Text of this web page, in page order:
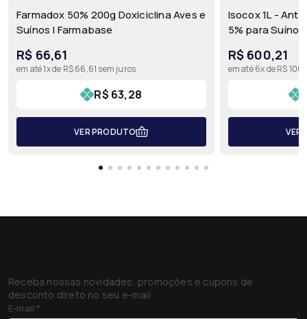
Farmadox 50% 200g Doxiciclina Aves e
Suínos | Farmabase
R$ 66,61
R$ 63,28
em até 1x de R$ 66,61 sem juros
VER PRODUTO
Isocox 1L -
5% para
R$ 600,21
em até 6x de R$
VER
Receba nossas novidades, promoções e cupons de
desconto direto no seu e-mail
E-mail*